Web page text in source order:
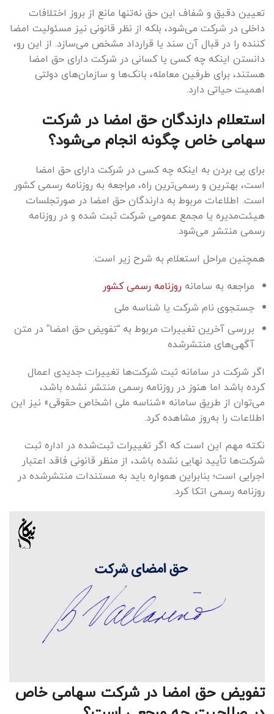
تعیین دقیق و شفاف این حق نه‌تنها مانع از بروز اختلافات
داخلی در شرکت می‌شود، بلکه از نظر قانونی نیز مسئولیت امضا
کننده را در قبال آن سند یا قرارداد مشخص می‌سازد. از این رو،
دانستن اینکه چه کسی یا کسانی در شرکت دارای حق امضا
هستند، برای طرفین معامله، بانک‌ها و سازمان‌های دولتی
اهمیت حیاتی دارد.
استعلام دارندگان حق امضا در شرکت
سهامی خاص چگونه انجام می‌شود؟
برای پی بردن به اینکه چه کسی در شرکت دارای حق امضا
است، بهترین و رسمی‌ترین راه، مراجعه به روزنامه رسمی کشور
است. اطلاعات مربوط به دارندگان حق امضا در صورتجلسات
هیئت‌مدیره یا مجمع عمومی شرکت ثبت شده و در روزنامه
رسمی منتشر می‌شود.
همچنین مراحل استعلام به شرح زیر است:
مراجعه به سامانه روزنامه رسمی کشور
جستجوی نام شرکت یا شناسه ملی
بررسی آخرین تغییرات مربوط به “تفویض حق امضا” در متن
آگهی‌های منتشرشده
اگر شرکت در سامانه ثبت شرکت‌ها تغییرات جدیدی اعمال
کرده باشد اما هنوز در روزنامه رسمی منتشر نشده باشد،
می‌توان از طریق سامانه «شناسه ملی اشخاص حقوقی» نیز این
اطلاعات را به‌روز مشاهده کرد.
نکته مهم این است که اگر تغییرات ثبت‌شده در اداره ثبت
شرکت‌ها تأیید نهایی نشده باشد، از منظر قانونی فاقد اعتبار
اجرایی است؛ بنابراین همواره باید به مستندات منتشرشده در
روزنامه رسمی اتکا کرد.
تفویض حق امضا در شرکت سهامی خاص